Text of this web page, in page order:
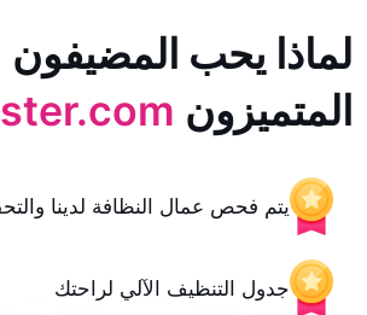
المضيفون
Cleanster.com
عمال النظافة لدينا والتحقق منها
التنظيف الآلي لراحتك